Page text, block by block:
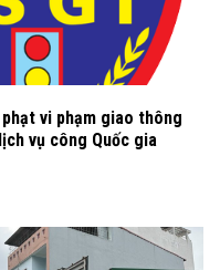
vi phạm giao thông
vụ công Quốc gia